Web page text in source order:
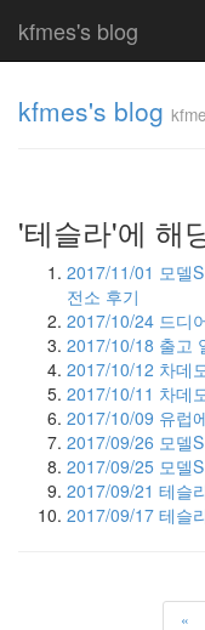
kfmes's blog
kfmes's blog
'테슬라'에 해
2017/11/01 모델
전소 후기
2017/10/24 드디
2017/10/18 출고
2017/10/12 차데
2017/10/11 차데
2017/10/09 유럽
2017/09/26 모델
2017/09/25 모델
2017/09/21 테슬
2017/09/17 테슬
«
입니
다.
kfmes
Cloud
kfmes
JateON